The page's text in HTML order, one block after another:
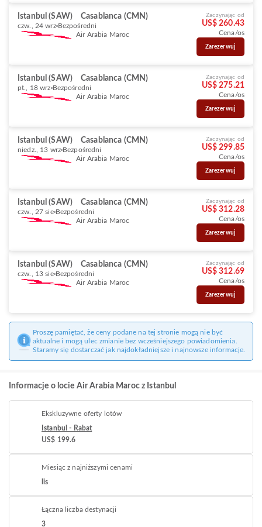
Istanbul (SAW) Casablanca (CMN)
czw., 24 wrz Bezpośredni
Air Arabia Maroc
Zaczynając od
US$ 260.43
Cena/os
Zarezerwuj
Istanbul (SAW) Casablanca (CMN)
pt., 18 wrz Bezpośredni
Air Arabia Maroc
Zaczynając od
US$ 275.21
Cena/os
Zarezerwuj
Istanbul (SAW) Casablanca (CMN)
niedz., 13 wrz Bezpośredni
Air Arabia Maroc
Zaczynając od
US$ 299.85
Cena/os
Zarezerwuj
Istanbul (SAW) Casablanca (CMN)
czw., 27 sie Bezpośredni
Air Arabia Maroc
Zaczynając od
US$ 312.28
Cena/os
Zarezerwuj
Istanbul (SAW) Casablanca (CMN)
czw., 13 sie Bezpośredni
Air Arabia Maroc
Zaczynając od
US$ 312.69
Cena/os
Zarezerwuj
Proszę pamiętać, że ceny podane na tej stronie mogą nie być
aktualne i mogą ulec zmianie bez wcześniejszego powiadomienia.
Staramy się dostarczać jak najdokładniejsze i najnowsze informacje.
Informacje o locie Air Arabia Maroc z Istanbul
Ekskluzywne oferty lotów
Istanbul - Rabat
US$ 199.6
Miesiąc z najniższymi cenami
lis
Łączna liczba destynacji
3